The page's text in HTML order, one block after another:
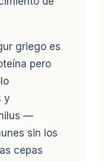
griego es
pero
y
—
sin los
cepas